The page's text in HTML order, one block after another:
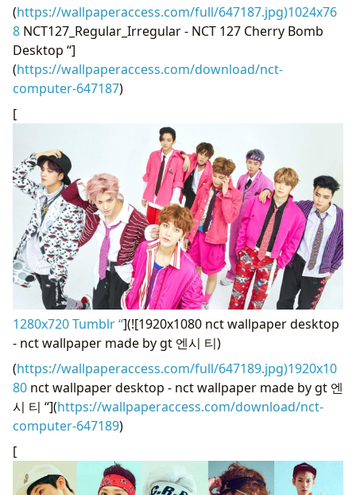
(https://wallpaperaccess.com/full/647187.jpg)1024x76
8 NCT127_Regular_Irregular - NCT 127 Cherry Bomb
Desktop “]
(https://wallpaperaccess.com/download/nct-
computer-647187)
[
1280x720 Tumblr “](![1920x1080 nct wallpaper desktop
- nct wallpaper made by gt 엔시 티)
(https://wallpaperaccess.com/full/647189.jpg)1920x10
80 nct wallpaper desktop - nct wallpaper made by gt 엔
시 티 “](https://wallpaperaccess.com/download/nct-
computer-647189)
[